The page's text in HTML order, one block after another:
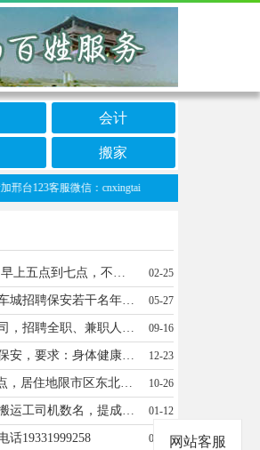
会计
搬家
123客服微信：cnxingtai
招聘】 诚招送奶员，早上五点到七点，不耽误上班，有意请联系电话18131921926（ 02-25
邢台龙岗大街华北汽车城招聘保安若干名年龄30-65周岁，缴纳商业保险，月薪面议，电话17320820026 05-27
邢台众狼商贸有限公司，招聘全职、兼职人员，日工资50～300不等，有意向的朋友，可以私聊我。电话19331921979 09-16
鸿胜商城招聘保洁、保安，要求：身体健康 工资面议，地址：体育馆对面（原辰光超市）联系：潘经理18631980030 12-23
兼职男，上午9点-11点，居住地限市区东北区域。18831997003 10-26
邢台鑫城搬家公司需搬运工司机数名，提成结算，日结月结均可，联系电话19131988585李经理 01-12
话19331999258 07-29网站客服